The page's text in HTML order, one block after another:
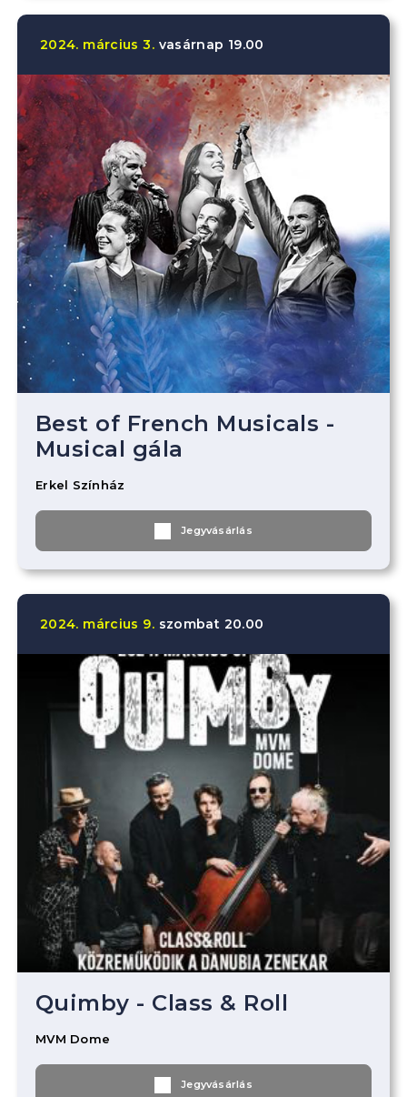
2024. március 3. vasárnap 19.00
Best of French Musicals -
Musical gála
Erkel Színház
Jegyvásárlás
2024. március 9. szombat 20.00
Quimby - Class & Roll
MVM Dome
Jegyvásárlás